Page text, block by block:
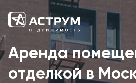
Аренда
отделкой в